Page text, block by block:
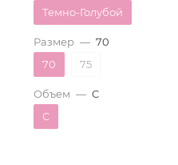
Темно-Голубой
Размер — 70
70
75
Объем — C
C